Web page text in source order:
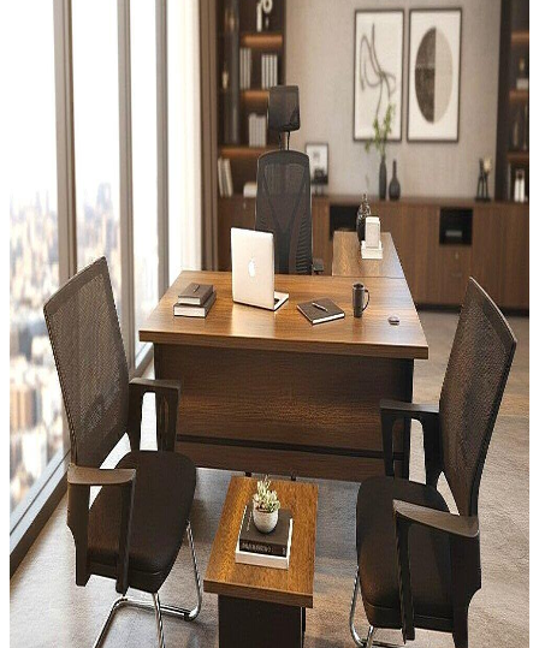
Referans Projelerimizi gördünüz mü?
Profesyonel İç Tasarım ve Anahtar Teslim Projelendirme
İncele